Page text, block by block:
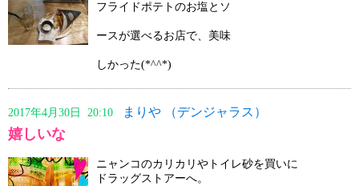
フライドポテトのお塩とソ
ースが選べるお店で、美味
しかった(*^^*)
2017年4月30日 20:10 まりや （デンジャラス）
嬉しいな
ニャンコのカリカリやトイレ砂を買いに
ドラッグストアーへ。